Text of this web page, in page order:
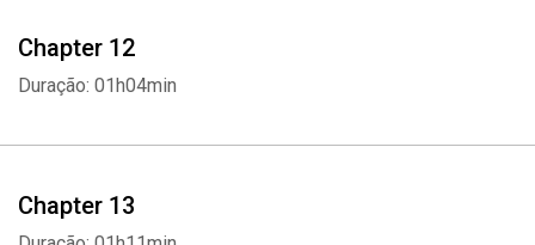
Chapter 12
Duração: 01h04min
Chapter 13
Whatsapp